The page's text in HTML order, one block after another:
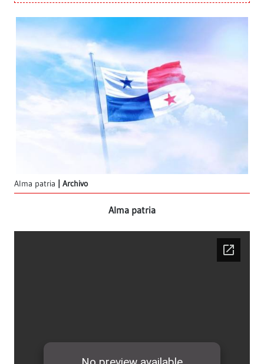
Alma patria Archivo
Alma patria